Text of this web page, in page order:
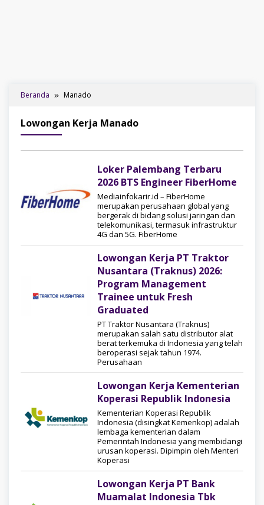
Beranda Manado
Lowongan Kerja Manado
Loker Palembang Terbaru
2026 BTS Engineer FiberHome
Mediainfokarir.id – FiberHome
merupakan perusahaan global yang
bergerak di bidang solusi jaringan dan
telekomunikasi, termasuk infrastruktur
4G dan 5G. FiberHome
Lowongan Kerja PT Traktor
Nusantara (Traknus) 2026:
Program Management
Trainee untuk Fresh
Graduated
PT Traktor Nusantara (Traknus)
merupakan salah satu distributor alat
berat terkemuka di Indonesia yang telah
beroperasi sejak tahun 1974.
Perusahaan
Lowongan Kerja Kementerian
Koperasi Republik Indonesia
Kementerian Koperasi Republik
Indonesia (disingkat Kemenkop) adalah
lembaga kementerian dalam
Pemerintah Indonesia yang membidangi
urusan koperasi. Dipimpin oleh Menteri
Koperasi
Lowongan Kerja PT Bank
Muamalat Indonesia Tbk